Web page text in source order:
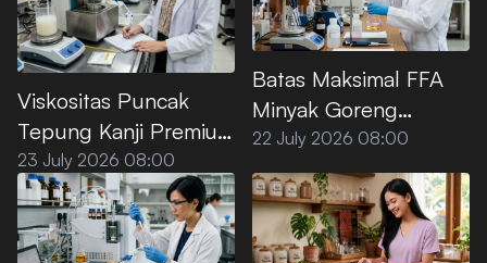
Viskositas Puncak
Tepung Kanji Premium
saat Dipanaskan di Air
23 July 2026 08:00
Batas Maksimal FFA
Minyak Goreng
Premium Menurut SNI
22 July 2026 08:00